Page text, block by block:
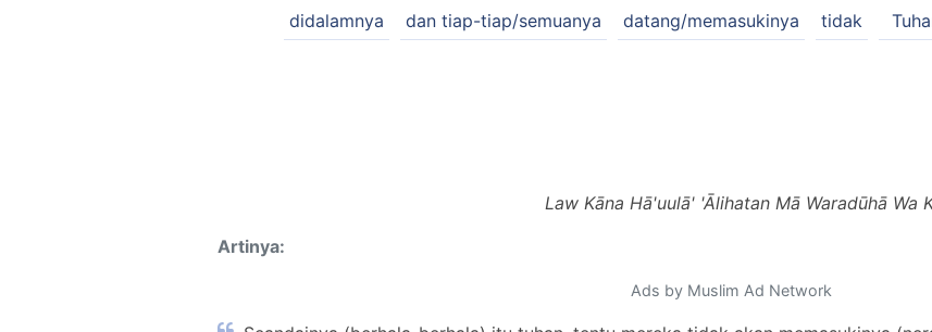
tidak
datang/memasukinya
dan tiap-tiap/semuanya
didalamnya
Law Kāna Hā'uulā' 'Ālihatan Mā Waradūhā Wa
Artinya:
Ads by Muslim Ad Network